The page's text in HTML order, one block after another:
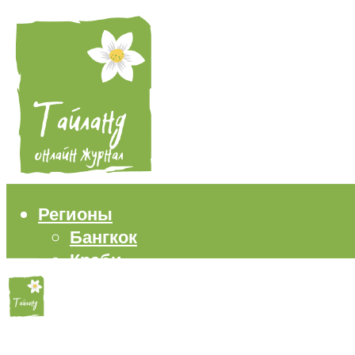
Регионы
Бангкок
Краби